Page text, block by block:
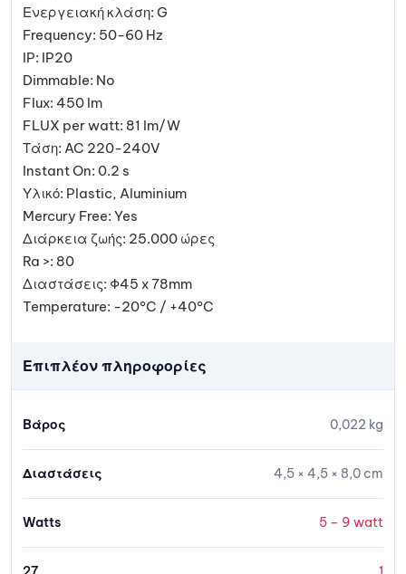
Ενεργειακή κλάση: G
Frequency: 50-60 Hz
IP: IP20
Dimmable: No
Flux: 450 lm
FLUX per watt: 81 lm/W
Τάση: AC 220-240V
Instant On: 0.2 s
Υλικό: Plastic, Aluminium
Mercury Free: Yes
Διάρκεια ζωής: 25.000 ώρες
Ra >: 80
Διαστάσεις: Φ45 x 78mm
Temperature: -20°C / +40°C
Επιπλέον πληροφορίες
Βάρος 0,022 kg
Διαστάσεις 4,5 × 4,5 × 8,0 cm
Watts 5 – 9 watt